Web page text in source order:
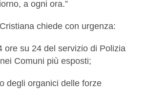
a ogni ora.”
chiede con urgenza:
ore su 24 del servizio di Polizia
Comuni più esposti;
degli organici delle forze